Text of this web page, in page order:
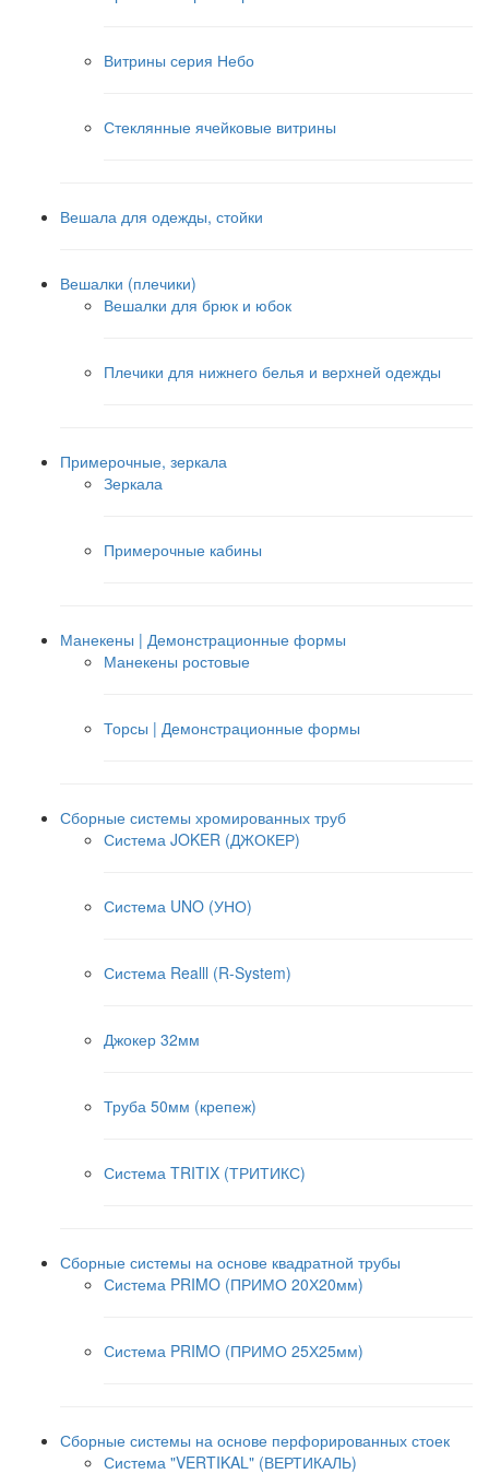
Витрины серия Небо
Стеклянные ячейковые витрины
Вешала для одежды, стойки
Вешалки (плечики)
Вешалки для брюк и юбок
Плечики для нижнего белья и верхней одежды
Примерочные, зеркала
Зеркала
Примерочные кабины
Манекены | Демонстрационные формы
Манекены ростовые
Торсы | Демонстрационные формы
Сборные системы хромированных труб
Система JOKER (ДЖОКЕР)
Система UNO (УНО)
Система Realll (R-System)
Джокер 32мм
Труба 50мм (крепеж)
Система TRITIX (ТРИТИКС)
Сборные системы на основе квадратной трубы
Система PRIMO (ПРИМО 20Х20мм)
Система PRIMO (ПРИМО 25Х25мм)
Сборные системы на основе перфорированных стоек
Система "VERTIKAL" (ВЕРТИКАЛЬ)